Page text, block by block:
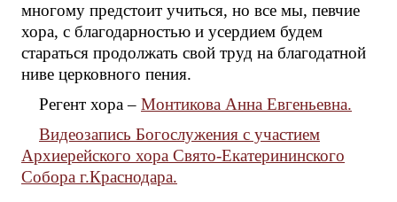
многому предстоит учиться, но все мы, певчие
хора, с благодарностью и усердием будем
стараться продолжать свой труд на благодатной
ниве церковного пения.
Регент хора – Монтикова Анна Евгеньевна.
Видеозапись Богослужения с участием
Архиерейского хора Свято-Екатерининского
Собора г.Краснодара.